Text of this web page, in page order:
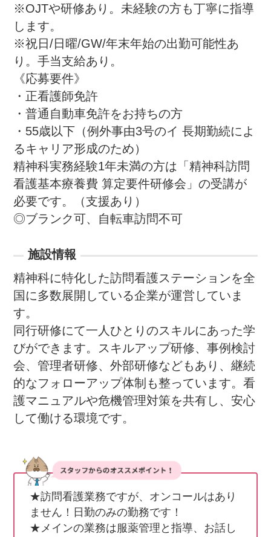
※OJTや研修あり。未経験の方も丁寧に指導
します。
※祝日/日曜/GW/年末年始の出勤可能性あ
り。手当支給あり。
《応募要件》
・正看護師免許
・普通自動車免許をお持ちの方
・55歳以下（例外事由3号のイ 長期勤続によ
るキャリア形成のため）
精神科実務経験1年未満の方は「精神科訪問
看護基本療養費 算定要件研修会」の受講が
必要です。（支援あり）
◎ブランク可、自転車訪問不可
施設情報
精神科に特化した訪問看護ステーションを全
国に多数展開している企業が運営していま
す。
同行研修にて一人ひとりのスキルにあった学
びができます。スキルアップ研修、事例検討
会、管理者研修、外部研修などもあり、継続
的なフォローアップ体制も整っています。看
護マニュアルや危機管理対策を共有し、安心
して働ける環境です。
★訪問看護業務ですが、オンコールはあり
ません！日勤のみの勤務です！
★メインの業務は服薬管理と指導、お話し